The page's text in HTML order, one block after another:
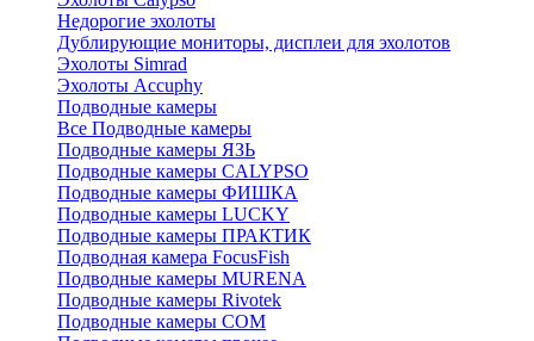
Недорогие эхолоты
Дублирующие мониторы, дисплеи для эхолотов
Эхолоты Simrad
Эхолоты Accuphy
Подводные камеры
Все Подводные камеры
Подводные камеры ЯЗЬ
Подводные камеры CALYPSO
Подводные камеры ФИШКА
Подводные камеры LUCKY
Подводные камеры ПРАКТИК
Подводная камера FocusFish
Подводные камеры MURENA
Подводные камеры Rivotek
Подводные камеры СОМ